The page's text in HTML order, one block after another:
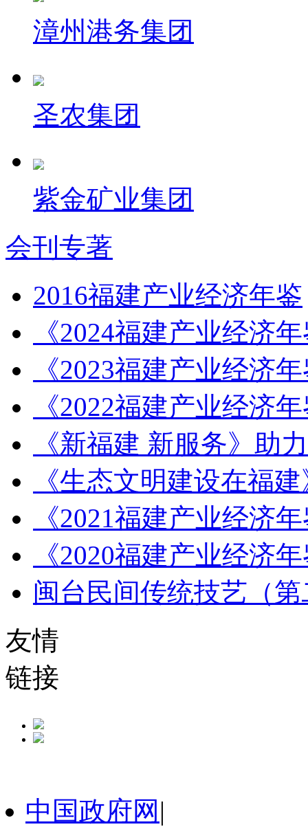
漳州港务集团
圣农集团
紫金矿业集团
会刊专著
2016福建产业经济年鉴
《2024福建产业经济
《2023福建产业经济
《2022福建产业经济
《新福建 新服务》助
《生态文明建设在福
《2021福建产业经济
《2020福建产业经济
闽台民间传统技艺（
友情
链接
中国政府网 |